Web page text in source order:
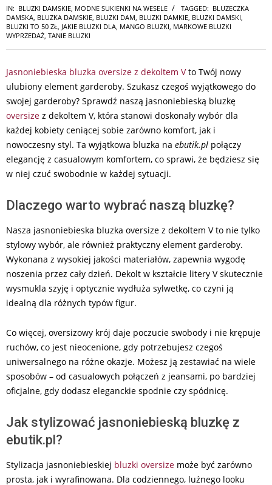
IN: BLUZKI DAMSKIE MODNE SUKIENKI NA WESELE TAGGED: BLUZECZKA
DAMSKA BLUZKA DAMSKIE BLUZKI DAM BLUZKI DAMKIE BLUZKI DAMSKI
BLUZKI TO 50 ZŁ JAKIE BLUZKI DLA MANGO BLUZKI MARKOWE BLUZKI
WYPRZEDAŻ TANIE BLUZKI
Jasnoniebieska bluzka oversize z dekoltem Vto Twój nowy
ulubiony element garderoby. Szukasz czegoś wyjątkowego do
swojej garderoby? Sprawdź naszą jasnoniebieską bluzkę
oversize z dekoltem V, która stanowi doskonały wybór dla
każdej kobiety ceniącej sobie zarówno komfort, jak i
nowoczesny styl. Ta wyjątkowa bluzka na ebutik.pl połączy
elegancję z casualowym komfortem, co sprawi, że będziesz się
w niej czuć swobodnie w każdej sytuacji.
Dlaczego warto wybrać naszą bluzkę?
Nasza jasnoniebieska bluzka oversize z dekoltem V to nie tylko
stylowy wybór, ale również praktyczny element garderoby.
Wykonana z wysokiej jakości materiałów, zapewnia wygodę
noszenia przez cały dzień. Dekolt w kształcie litery V skutecznie
wysmukla szyję i optycznie wydłuża sylwetkę, co czyni ją
idealną dla różnych typów figur.
Co więcej, oversizowy krój daje poczucie swobody i nie krępuje
ruchów, co jest nieocenione, gdy potrzebujesz czegoś
uniwersalnego na różne okazje. Możesz ją zestawiać na wiele
sposobów – od casualowych połączeń z jeansami, po bardziej
oficjalne, gdy dodasz eleganckie spodnie czy spódnicę.
Jak stylizować jasnoniebieską bluzkę z
ebutik.pl?
Stylizacja jasnoniebieskiej bluzki oversize może być zarówno
prosta, jak i wyrafinowana. Dla codziennego, luźnego looku